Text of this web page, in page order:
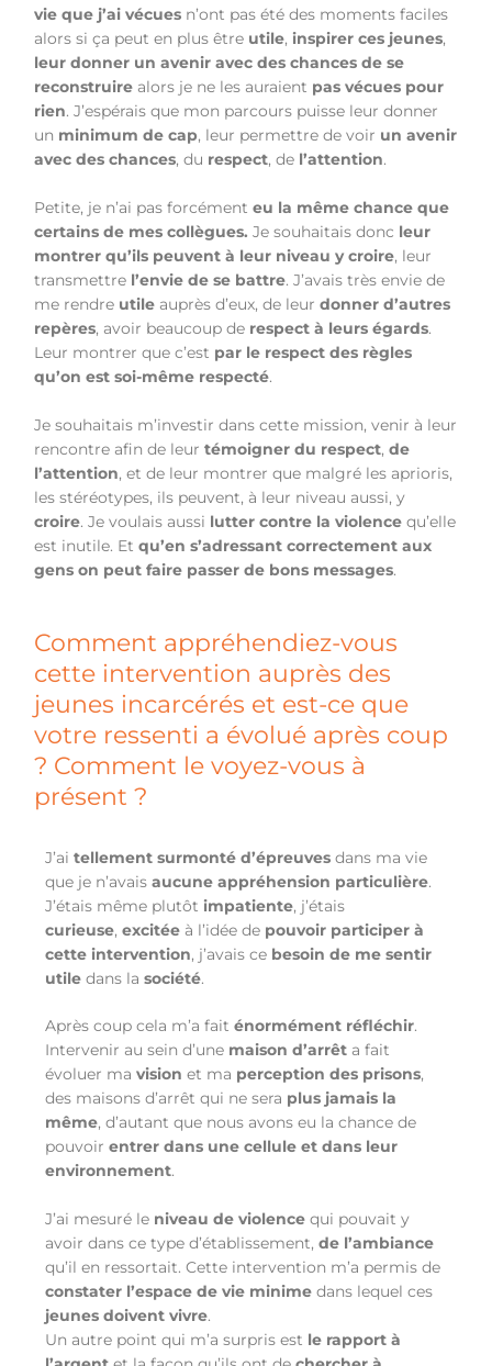
vie que j’ai vécues n’ont pas été des moments faciles
alors si ça peut en plus être utile, inspirer ces jeunes,
leur donner un avenir avec des chances de se
reconstruire alors je ne les auraient pas vécues pour
rien. J’espérais que mon parcours puisse leur donner
un minimum de cap, leur permettre de voir un avenir
avec des chances, du respect, de l’attention.
Petite, je n’ai pas forcémenteu la même chance que
certains de mes collègues.Je souhaitais donc leur
montrer qu’ils peuvent à leur niveau y croire, leur
transmettre l’envie de se battre. J’avais très envie de
me rendre utile auprès d’eux, de leurdonner d’autres
repères, avoir beaucoup de respect à leurs égards.
Leur montrer que c’est par le respect des règles
qu’on est soi-même respecté.
Je souhaitais m’investir dans cette mission, venir à leur
rencontre afin de leurtémoigner du respect, de
l’attention, et de leur montrer que malgré les aprioris,
les stéréotypes, ils peuvent, à leur niveau aussi, y
croire. Je voulais aussi lutter contre la violence qu’elle
est inutile. Etqu’en s’adressant correctement aux
gens on peut faire passer de bons messages.
Comment appréhendiez-vous
cette intervention auprès des
jeunes incarcérés et est-ce que
votre ressenti a évolué après coup
? Comment le voyez-vous à
présent ?
J’aitellement surmonté d’épreuves dans ma vie
que je n’avais aucune appréhension particulière.
J’étais même plutôt impatiente, j’étais
curieuse,excitée à l’idée de pouvoir participer à
cette intervention, j’avais ce besoin de me sentir
utile dans lasociété.
Après coup cela m’a faiténormément réfléchir.
Intervenir au sein d’une maison d’arrêt a fait
évoluer mavision et ma perception des prisons,
des maisons d’arrêt qui ne sera plus jamais la
même, d’autant que nous avons eu la chance de
pouvoirentrer dans une cellule et dans leur
environnement.
J’ai mesuré le niveau de violencequi pouvait y
avoir dans ce type d’établissement,de l’ambiance
qu’il en ressortait. Cette intervention m’a permis de
constater l’espace de vie minimedans lequel ces
jeunes doivent vivre.
Un autre point qui m’a surpris est le rapport à